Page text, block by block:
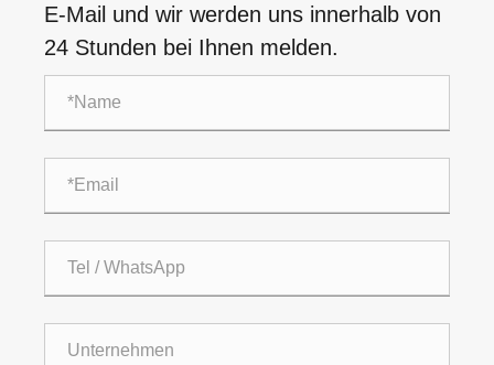
E-Mail und wir werden uns innerhalb von
24 Stunden bei Ihnen melden.